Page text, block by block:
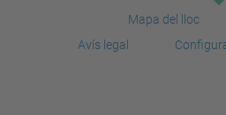
Mapa del lloc
Avís legal